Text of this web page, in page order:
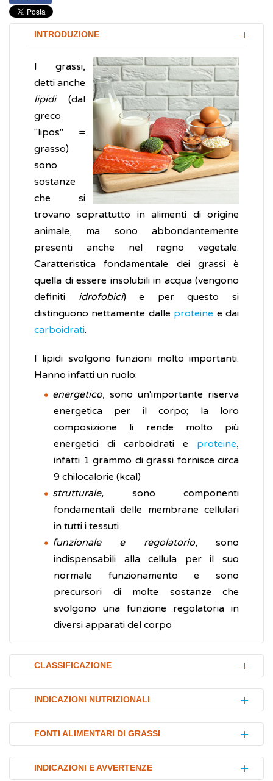
INTRODUZIONE
I grassi,
detti anche
lipidi(dal
greco
"lipos" =
grasso)
sono
sostanze
che si
trovano soprattutto in alimenti di origine
animale, ma sono abbondantemente
presenti anche nel regno vegetale.
Caratteristica fondamentale dei grassi è
quella di essere insolubili in acqua (vengono
definiti idrofobici) e per questo si
distinguono nettamente dalle proteine e dai
carboidrati.
I lipidi svolgono funzioni molto importanti.
Hanno infatti un ruolo:
energetico, sono un'importante riserva
energetica per il corpo; la loro
composizione li rende molto più
energetici di carboidrati e proteine,
infatti 1 grammo di grassi fornisce circa
9 chilocalorie (kcal)
strutturale, sono componenti
fondamentali delle membrane cellulari
in tutti i tessuti
funzionale e regolatorio, sono
indispensabili alla cellula per il suo
normale funzionamento e sono
precursori di molte sostanze che
svolgono una funzione regolatoria in
diversi apparati del corpo
CLASSIFICAZIONE
In base alla loro struttura chimica i lipidi
possono essere classificati in:
semplici, formati esclusivamente da
Comprendono i glicerici, le cere, i
INDICAZIONI NUTRIZIONALI
Secondo le Linee Guida per una corretta
alimentazione, il 20-35% delle calorie
giornaliere dovrebbe provenire dai grassi, di
FONTI ALIMENTARI DI GRASSI
I lipidi sono presenti nella maggior parte dei
INDICAZIONI E AVVERTENZE